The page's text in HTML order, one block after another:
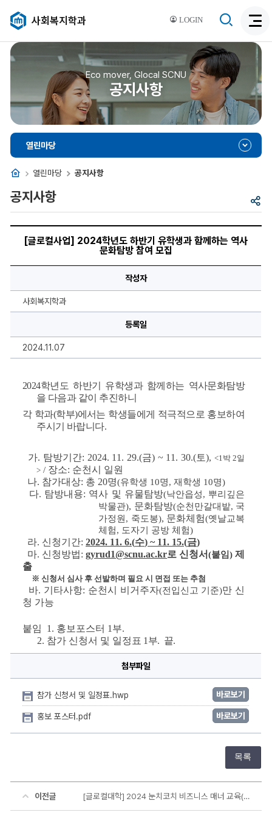
LOGIN
사회복지학과
색
활
성
색
Eco mover, Glocal SCNU
공지사항
홈 열린마당 공지사항
열린마당
공
공지사항
업]
년
과
[글로컬사업] 2024학년도 하반기 유학생과 함께하는 역사
문화탐방 참여 모집
작성자
사회복지학과
등록일
2024.11.07
2024학년도 하반기 유학생과 함께하는 역사문화탐방
을 다음과 같이 추진하니
각 학과(학부)에서는 학생들에게 적극적으로 홍보하여
주시기 바랍니다.
가. 탐방기간: 2024. 11. 29.(금) ~ 11. 30.(토), <1 박 2일
> / 장소: 순천시 일원
나. 참가대상: 총 20명(유학생 10명, 재학생 10명)
다. 탐방내용: 역사 및 유물탐방(낙안읍성, 뿌리깊은
박물관), 문화탐방(순천만갈대밭, 국
가정원 , 죽도봉), 문화체험(옛날교복
체험, 도자기 공방 체험)
라. 신청기간: 2024. 11. 6.(수) ~ 11. 15.(금)
마. 신청방법: gyrud1@scnu.ac.kr로 신청서(붙임) 제
출
※ 신청서 심사 후 선발하며 필요 시 면접 또는 추첨
바. 기타사항: 순천시 비거주자(전입신고 기준)만 신
청 가능
붙임 1. 홍보포스터 1 부.
2. 참가 신청서 및 일정표 1 부. 끝.
첨부파일
참가 신청서 및 일정표.hwp 바로보기
홍보 포스터.pdf 바로보기
목록
이전글 [글로컬대학] 2024 눈치코치 비즈니스 매너 교육(면접스킬) 참여학생 모집